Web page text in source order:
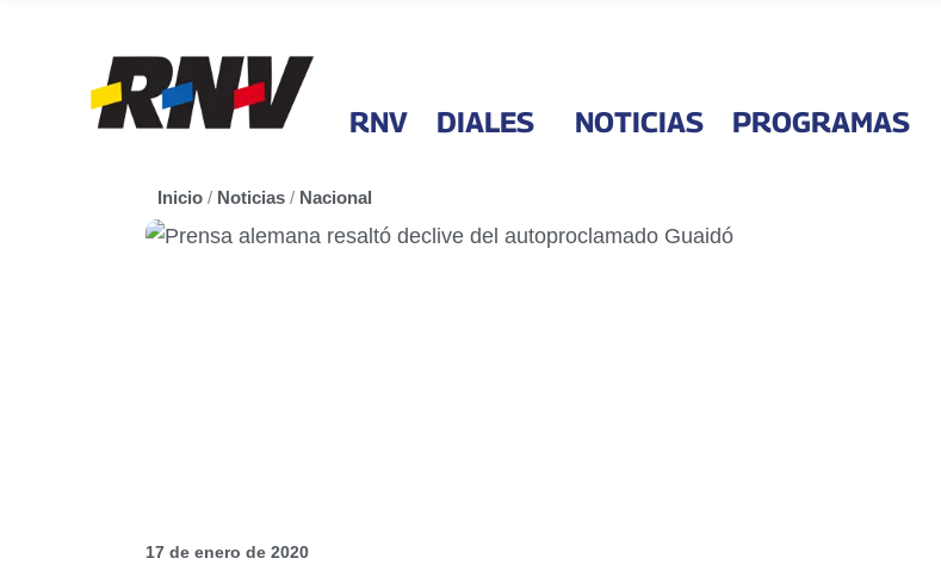
RNV DIALES NOTICIAS PROGRAMAS
Inicio / Noticias / Nacional
17 de enero de 2020